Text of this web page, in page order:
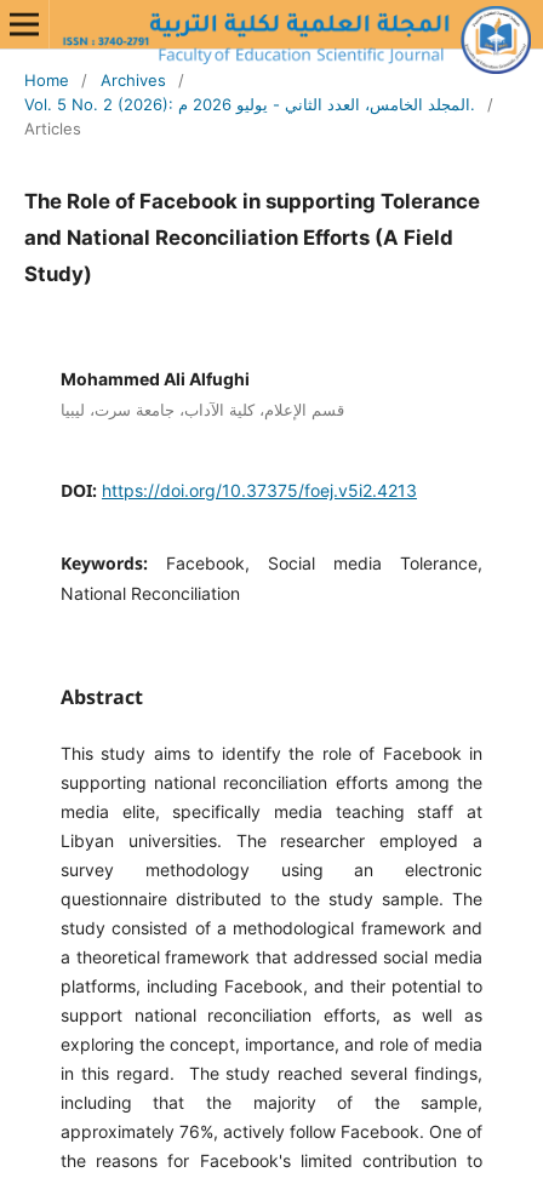
Home / Archives
/
Vol. 5 No. 2 (2026): المجلد الخامس، العدد الثاني - يوليو 2026 م.
/
Articles
The Role of Facebook in supporting Tolerance
and National Reconciliation Efforts (A Field
Study)
Mohammed Ali Alfughi
قسم الإعلام، كلية الآداب، جامعة سرت، ليبيا
DOI: https://doi.org/10.37375/foej.v5i2.4213
Keywords:
Facebook, Social media Tolerance,
National Reconciliation
Abstract
This study aims to identify the role of Facebook in
supporting national reconciliation efforts among the
media elite, specifically media teaching staff at
Libyan universities. The researcher employed a
survey methodology using an electronic
questionnaire distributed to the study sample. The
study consisted of a methodological framework and
a theoretical framework that addressed social media
platforms, including Facebook, and their potential to
support national reconciliation efforts, as well as
exploring the concept, importance, and role of media
in this regard. The study reached several findings,
including that the majority of the sample,
approximately 76%, actively follow Facebook. One of
the reasons for Facebook's limited contribution to